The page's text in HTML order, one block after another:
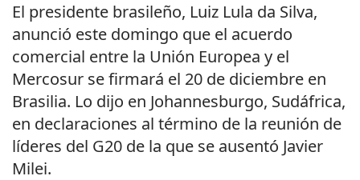
El presidente brasileño, Luiz Lula da Silva,
anunció este domingo que el acuerdo
comercial entre la Unión Europea y el
Mercosur se firmará el 20 de diciembre en
Brasilia. Lo dijo en Johannesburgo, Sudáfrica,
en declaraciones al término de la reunión de
líderes del G20 de la que se ausentó Javier
Milei.